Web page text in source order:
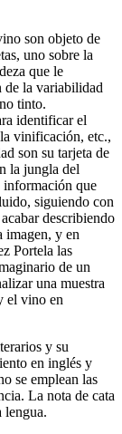
son objeto de
uno sobre la
que le
de la variabilidad
tinto.
identificar el
vinificación, etc.,
son su tarjeta de
la jungla del
información que
siguiendo con
describiendo
imagen, y en
Portela las
de un
una muestra
el vino en
y su
en inglés y
se emplean las
La nota de cata
lengua.